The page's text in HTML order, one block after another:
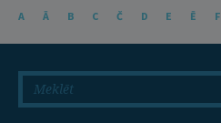
A Ā B C Č D E Ē F